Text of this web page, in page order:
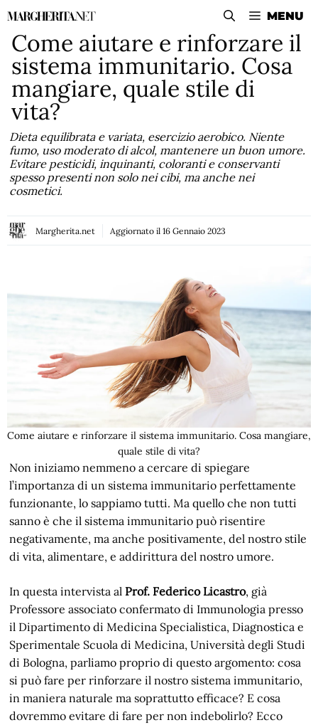
Vai
contenuto
MENU
Come aiutare e rinforzare il
sistema immunitario. Cosa
mangiare, quale stile di
vita?
Dieta equilibrata e variata, esercizio aerobico. Niente
fumo, uso moderato di alcol, mantenere un buon umore.
Evitare pesticidi, inquinanti, coloranti e conservanti
spesso presenti non solo nei cibi, ma anche nei
cosmetici.
Margherita.net Aggiornato il 16 Gennaio 2023
Come aiutare e rinforzare il sistema immunitario. Cosa mangiare,
quale stile di vita?
Non iniziamo nemmeno a cercare di spiegare
l’importanza di un sistema immunitario perfettamente
funzionante, lo sappiamo tutti. Ma quello che non tutti
sanno è che il sistema immunitario può risentire
negativamente, ma anche positivamente, del nostro stile
di vita, alimentare, e addirittura del nostro umore.
In questa intervista alProf. Federico Licastro, già
Professore associato confermato di Immunologia presso
il Dipartimento di Medicina Specialistica, Diagnostica e
Sperimentale Scuola di Medicina, Università degli Studi
di Bologna, parliamo proprio di questo argomento: cosa
si può fare per rinforzare il nostro sistema immunitario,
in maniera naturale ma soprattutto efficace? E cosa
dovremmo evitare di fare per non indebolirlo? Ecco